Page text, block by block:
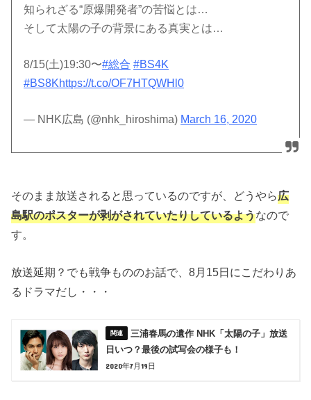
知られざる“原爆開発者”の苦悩とは…
そして太陽の子の背景にある真実とは…
8/15(土)19:30〜#総合 #BS4K
#BS8Khttps://t.co/OF7HTQWHl0
— NHK広島 (@nhk_hiroshima) March 16, 2020
そのまま放送されると思っているのですが、どうやら広
島駅のポスターが剥がされていたりしているようなので
す。
放送延期？でも戦争もののお話で、8月15日にこだわりあ
るドラマだし・・・
三浦春馬の遺作 NHK「太陽の子」放送
日いつ？最後の試写会の様子も！
2020年7月19日